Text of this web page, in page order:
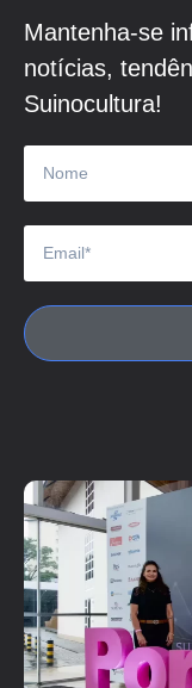
Mantenha-se
notícias,
Suinocultura!